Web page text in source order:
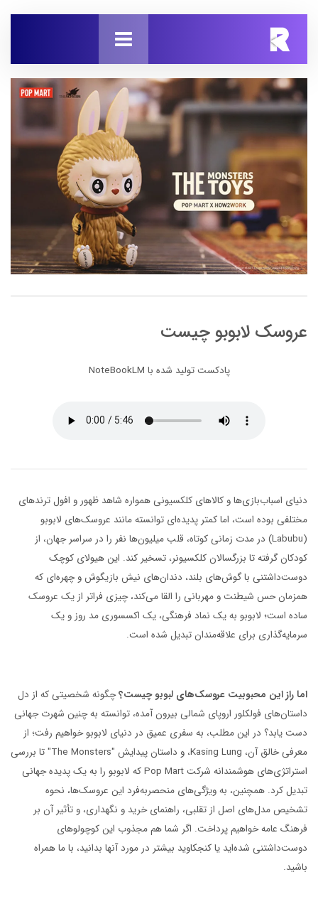
عروسک لابوبو چیست
پادکست تولید شده با NoteBookLM
دنیای اسباب‌بازی‌ها و کالاهای کلکسیونی همواره شاهد ظهور و افول ترندهای
مختلفی بوده است، اما کمتر پدیده‌ای توانسته مانند عروسک‌های لابوبو
(Labubu) در مدت زمانی کوتاه، قلب میلیون‌ها نفر را در سراسر جهان، از
کودکان گرفته تا بزرگسالان کلکسیونر، تسخیر کند. این هیولای کوچک
دوست‌داشتنی با گوش‌های بلند، دندان‌های نیش بازیگوش و چهره‌ای که
همزمان حس شیطنت و مهربانی را القا می‌کند، چیزی فراتر از یک عروسک
ساده است؛ لابوبو به یک نماد فرهنگی، یک اکسسوری مد روز و یک
سرمایه‌گذاری برای علاقه‌مندان تبدیل شده است.
اما راز این محبوبیت عروسک‌های لبوبو چیست؟چگونه شخصیتی که از دل
داستان‌های فولکلور اروپای شمالی بیرون آمده، توانسته به چنین شهرت جهانی
دست یابد؟ در این مطلب، به سفری عمیق در دنیای لابوبو خواهیم رفت؛ از
معرفی خالق آن، Kasing Lung، و داستان پیدایش "The Monsters" تا بررسی
استراتژی‌های هوشمندانه شرکت Pop Mart که لابوبو را به یک پدیده جهانی
تبدیل کرد. همچنین، به ویژگی‌های منحصربه‌فرد این عروسک‌ها، نحوه
تشخیص مدل‌های اصل از تقلبی، راهنمای خرید و نگهداری، و تأثیر آن بر
فرهنگ عامه خواهیم پرداخت. اگر شما هم مجذوب این کوچولوهای
دوست‌داشتنی شده‌اید یا کنجکاوید بیشتر در مورد آنها بدانید، با ما همراه
باشید.